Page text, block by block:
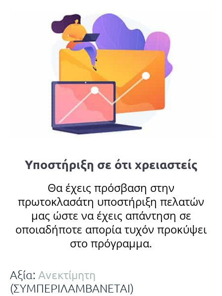
Υποστήριξη σε ότι χρειαστείς
Θα έχεις πρόσβαση στην
πρωτοκλασάτη υποστήριξη πελατών
μας ώστε να έχεις απάντηση σε
οποιαδήποτε απορία τυχόν προκύψει
στο πρόγραμμα.
Αξία: Ανεκτίμητη
(ΣΥΜΠΕΡΙΛΑΜΒΑΝΕΤΑΙ)